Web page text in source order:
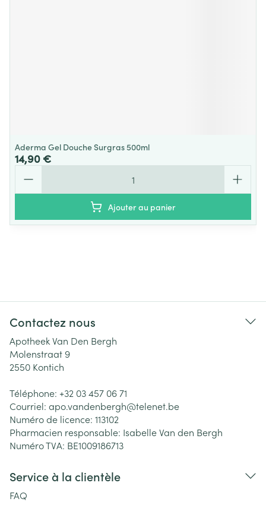
Aderma Gel Douche Surgras 500ml
14,90 €
Ajouter au panier
Contactez nous
Apotheek Van Den Bergh
Molenstraat 9
2550 Kontich
Téléphone: +32 03 457 06 71
Courriel: apo.vandenbergh@telenet.be
Numéro de licence: 113102
Pharmacien responsable: Isabelle Van den Bergh
Numéro TVA: BE1009186713
Service à la clientèle
FAQ